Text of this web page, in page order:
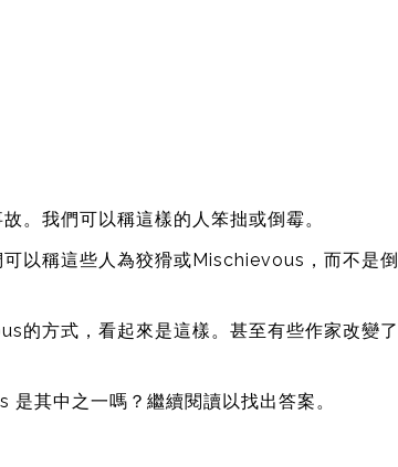
。我們可以稱這樣的人笨拙或倒霉。
以稱這些人為狡猾或Mischievous，而不是倒
的方式，看起來是這樣。甚至有些作家改變了
其中之一嗎？繼續閱讀以找出答案。